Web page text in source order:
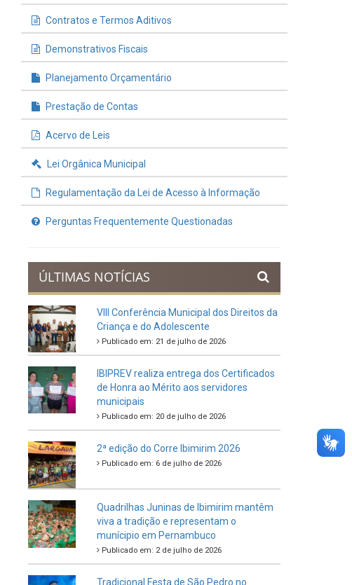
INFORMAÇÕES ÚTEIS
Processos de Licitação
Contratos e Termos Aditivos
Demonstrativos Fiscais
Planejamento Orçamentário
Prestação de Contas
Lei Orgânica Municipal
Regulamentação da Lei de Acesso à Informação
Perguntas Frequentemente Questionadas
ÚLTIMAS NOTÍCIAS
VIII Conferência Municipal dos Direitos da
Criança e do Adolescente
IBIPREV realiza entrega dos Certificados
de Honra ao Mérito aos servidores
municipais
Publicado em: 20 de julho de 2026
2ª edição do Corre Ibimirim 2026
Publicado em: 6 de julho de 2026